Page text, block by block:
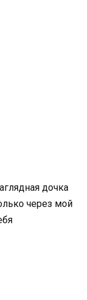
дочка
через мой